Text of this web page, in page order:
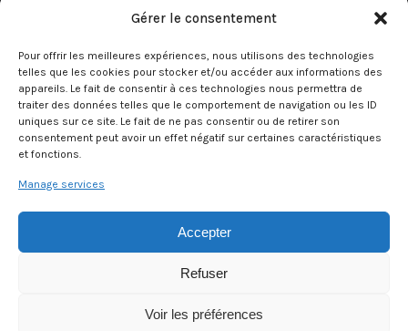
Gérer le consentement
Pour offrir les meilleures expériences, nous utilisons des technologies
telles que les cookies pour stocker et/ou accéder aux informations des
appareils. Le fait de consentir à ces technologies nous permettra de
traiter des données telles que le comportement de navigation ou les ID
uniques sur ce site. Le fait de ne pas consentir ou de retirer son
consentement peut avoir un effet négatif sur certaines caractéristiques
et fonctions.
Manage services
Accepter
Refuser
Voir les préférences
Contact
Demande de devis
Demande rapide
Un besoin urgent ? Contactez directement notre équipe.
© 2026 Alsa Event — Tous droits réservés